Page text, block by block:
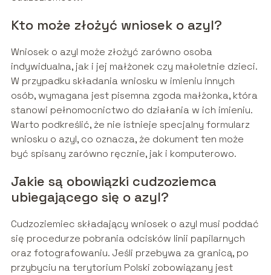
Kto może złożyć wniosek o azyl?
Wniosek o azyl może złożyć zarówno osoba
indywidualna, jak i jej małżonek czy małoletnie dzieci.
W przypadku składania wniosku w imieniu innych
osób, wymagana jest pisemna zgoda małżonka, która
stanowi pełnomocnictwo do działania w ich imieniu.
Warto podkreślić, że nie istnieje specjalny formularz
wniosku o azyl, co oznacza, że dokument ten może
być spisany zarówno ręcznie, jak i komputerowo.
Jakie są obowiązki cudzoziemca
ubiegającego się o azyl?
Cudzoziemiec składający wniosek o azyl musi poddać
się procedurze pobrania odcisków linii papilarnych
oraz fotografowaniu. Jeśli przebywa za granicą, po
przybyciu na terytorium Polski zobowiązany jest